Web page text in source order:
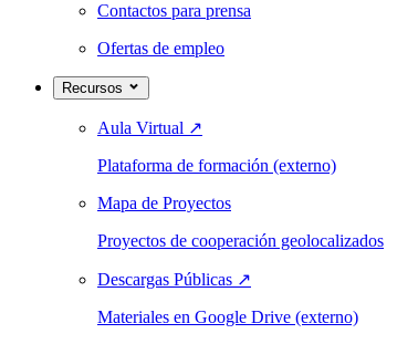
Contactos para prensa
Ofertas de empleo
Recursos
Aula Virtual ↗
Plataforma de formación (externo)
Mapa de Proyectos
Proyectos de cooperación geolocalizados
Descargas Públicas ↗
Materiales en Google Drive (externo)